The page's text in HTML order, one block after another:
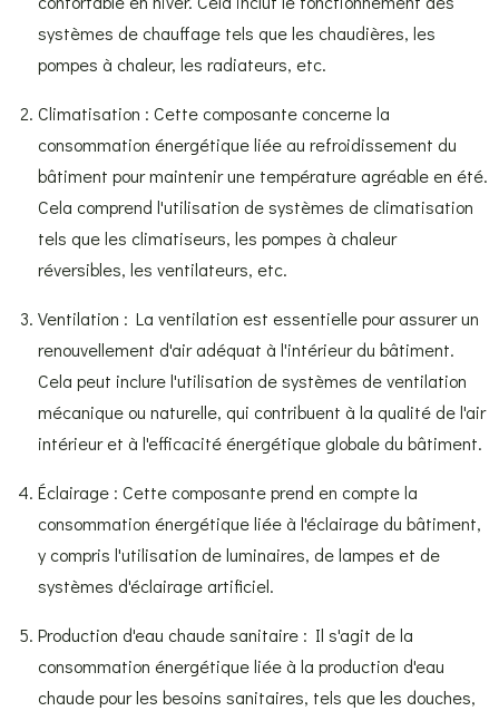
systèmes de chauffage tels que les chaudières, les
pompes à chaleur, les radiateurs, etc.
Climatisation : Cette composante concerne la
consommation énergétique liée au refroidissement du
bâtiment pour maintenir une température agréable en été.
Cela comprend l'utilisation de systèmes de climatisation
tels que les climatiseurs, les pompes à chaleur
réversibles, les ventilateurs, etc.
Ventilation : La ventilation est essentielle pour assurer un
renouvellement d'air adéquat à l'intérieur du bâtiment.
Cela peut inclure l'utilisation de systèmes de ventilation
mécanique ou naturelle, qui contribuent à la qualité de l'air
intérieur et à l'efficacité énergétique globale du bâtiment.
Éclairage : Cette composante prend en compte la
consommation énergétique liée à l'éclairage du bâtiment,
y compris l'utilisation de luminaires, de lampes et de
systèmes d'éclairage artificiel.
Production d'eau chaude sanitaire : Il s'agit de la
consommation énergétique liée à la production d'eau
chaude pour les besoins sanitaires, tels que les douches,